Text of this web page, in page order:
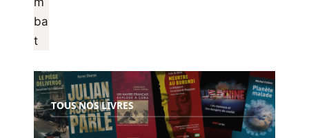
TOUS NOS LIVRES